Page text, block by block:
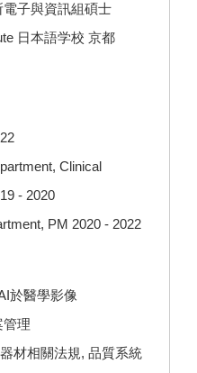
子與資訊組碩士
日本語学校 京都
Clinical
- 2020
PM 2020 - 2022
於醫學影像
管理
材相關法規, 品質系統